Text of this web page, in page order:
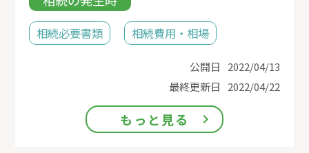
相続必要書類 相続費用・相場
公開日
2022/04/13
最終更新日
2022/04/22
もっと見る